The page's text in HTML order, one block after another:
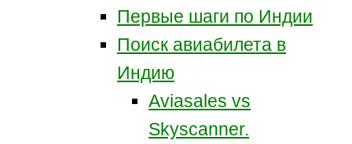
Первые шаги по Индии
Поиск авиабилета в
Индию
Aviasales vs
Skyscanner.